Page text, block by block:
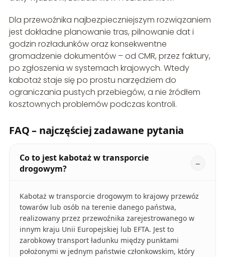
Dla przewoźnika najbezpieczniejszym rozwiązaniem
jest dokładne planowanie tras, pilnowanie dat i
godzin rozładunków oraz konsekwentne
gromadzenie dokumentów – od CMR, przez faktury,
po zgłoszenia w systemach krajowych. Wtedy
kabotaż staje się po prostu narzędziem do
ograniczania pustych przebiegów, a nie źródłem
kosztownych problemów podczas kontroli.
FAQ – najczęściej zadawane pytania
Co to jest kabotaż w transporcie
drogowym?
Kabotaż w transporcie drogowym to krajowy przewóz
towarów lub osób na terenie danego państwa,
realizowany przez przewoźnika zarejestrowanego w
innym kraju Unii Europejskiej lub EFTA. Jest to
zarobkowy transport ładunku między punktami
położonymi w jednym państwie członkowskim, który